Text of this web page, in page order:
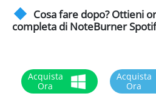
Cosa fare dopo? Ottieni
completa di NoteBurner
Acquista
Ora
Acquista
Ora